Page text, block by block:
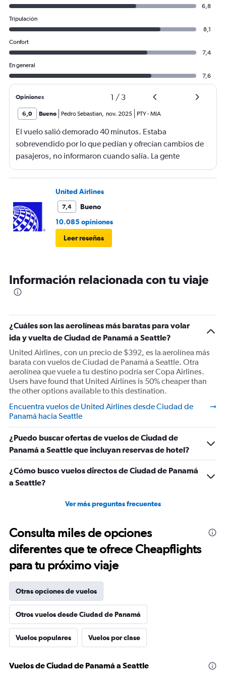
6,8
Tripulación
8,1
Confort
7,4
En general
7,6
Opiniones 1 / 3
6,0 Bueno Pedro Sebastian, nov. 2025 PTY-MIA
El vuelo salió demorado 40 minutos. Estaba
sobrevendido por lo que pedían y ofrecían cambios de
pasajeros, no informaron cuando salía. La gente
haciendo filas larguísimas para no quedarse sin viajar.
Mucha maleta de mano no había lugar. En mi caso se
terminó la comida me ofrecieron un solo menú.
United Airlines
7,4
Bueno
10.085 opiniones
Leer reseñas
Información relacionada con tu viaje
¿Cuáles son las aerolíneas más baratas para volar
ida y vuelta de Ciudad de Panamá a Seattle?
United Airlines, con un precio de $392, es la aerolínea más
barata con vuelos de Ciudad de Panamá a Seattle. Otra
aerolínea que vuele a tu destino podría ser Copa Airlines.
Users have found that United Airlines is 50% cheaper than
the other options available to this destination.
Encuentra vuelos de United Airlines desde Ciudad de
Panamá hacia Seattle
¿Puedo buscar ofertas de vuelos de Ciudad de
Panamá a Seattle que incluyan reservas de hotel?
¿Cómo busco vuelos directos de Ciudad de Panamá
a Seattle?
Ver más preguntas frecuentes
Consulta miles de opciones
diferentes que te ofrece Cheapflights
para tu próximo viaje
Otras opciones de vuelos
Otros vuelos desde Ciudad de Panamá
Vuelos populares Vuelos por clase
Vuelos de Ciudad de Panamá a Seattle